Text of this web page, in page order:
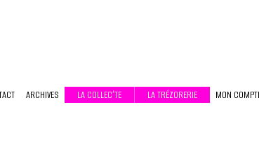
ARCHIVES LA COLLEC’TE LA TRÉZORERIE MON